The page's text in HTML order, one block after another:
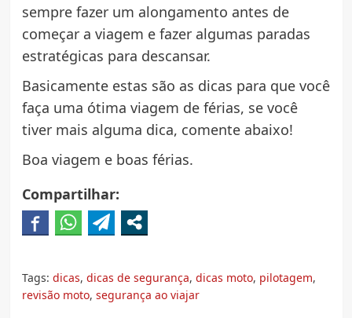
sempre fazer um alongamento antes de
começar a viagem e fazer algumas paradas
estratégicas para descansar.
Basicamente estas são as dicas para que você
faça uma ótima viagem de férias, se você
tiver mais alguma dica, comente abaixo!
Boa viagem e boas férias.
Compartilhar:
Tags: dicas, dicas de segurança, dicas moto, pilotagem,
revisão moto, segurança ao viajar